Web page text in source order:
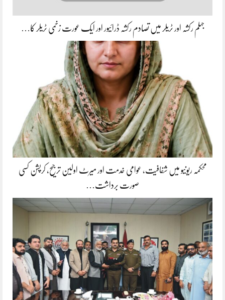
جہلم رکشہ اور ٹریلر میں تصادم رکشہ ڈرائیور اور ایک عورت زخمی ٹریلر کا…
محکمہ ریونیو میں شفافیت، عوامی خدمت اور میرٹ اولین ترجیح، کرپشن کسی
صورت برداشت…